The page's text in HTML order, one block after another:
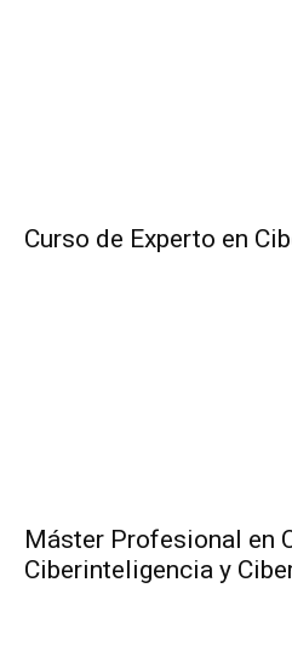
Curso de Experto en
Máster Profesional en
Ciberinteligencia y